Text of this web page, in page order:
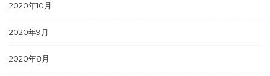
2020年10月
2020年9月
2020年8月